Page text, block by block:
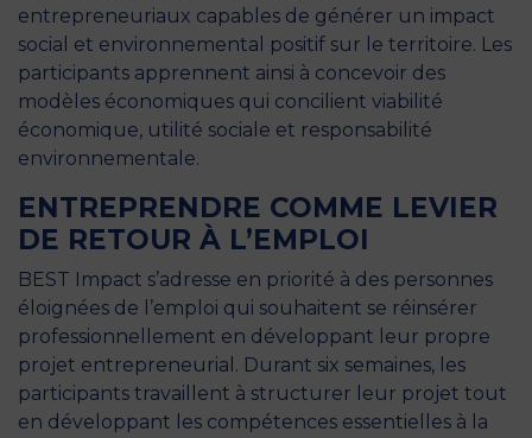
entrepreneuriaux capables de générer un impact
social et environnemental positif sur le territoire. Les
participants apprennent ainsi à concevoir des
modèles économiques qui concilient viabilité
économique, utilité sociale et responsabilité
environnementale.
ENTREPRENDRE COMME LEVIER
DE RETOUR À L’EMPLOI
BEST Impact s’adresse en priorité à des personnes
éloignées de l’emploi qui souhaitent se réinsérer
professionnellement en développant leur propre
projet entrepreneurial. Durant six semaines, les
participants travaillent à structurer leur projet tout
en développant les compétences essentielles à la